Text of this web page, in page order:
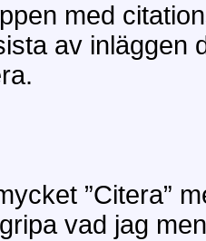
med
av inläggen
”Citera”
vad jag